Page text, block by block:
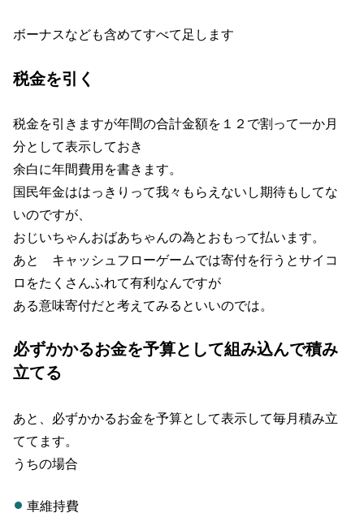
ボーナスなども含めてすべて足します
税金を引く
税金を引きますが年間の合計金額を１２で割って一か月
分として表示しておき
余白に年間費用を書きます。
国民年金ははっきりって我々もらえないし期待もしてな
いのですが、
おじいちゃんおばあちゃんの為とおもって払います。
あと キャッシュフローゲームでは寄付を行うとサイコ
ロをたくさんふれて有利なんですが
ある意味寄付だと考えてみるといいのでは。
必ずかかるお金を予算として組み込んで積み
立てる
あと、必ずかかるお金を予算として表示して毎月積み立
ててます。
うちの場合
車維持費